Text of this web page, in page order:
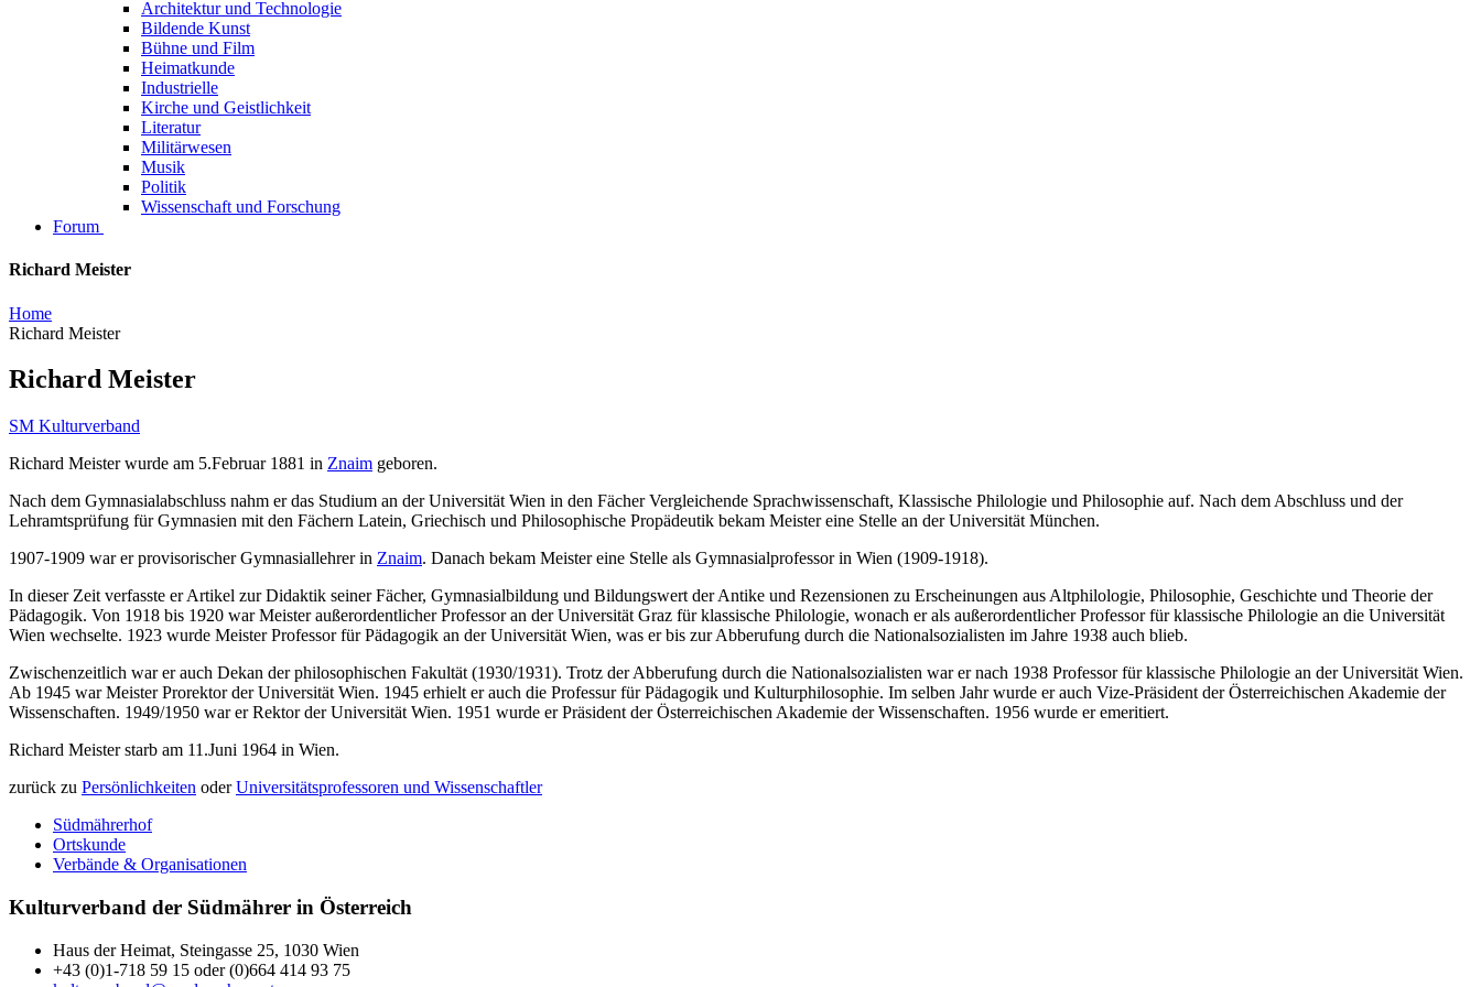
Architektur und Technologie
Bildende Kunst
Bühne und Film
Heimatkunde
Industrielle
Kirche und Geistlichkeit
Literatur
Militärwesen
Musik
Politik
Wissenschaft und Forschung
Forum
Richard Meister
Home
Richard Meister
Richard Meister
SM Kulturverband
Richard Meister wurde am 5.Februar 1881 in Znaim geboren.
Nach dem Gymnasialabschluss nahm er das Studium an der Universität Wien in den Fächer Vergleichende Sprachwissenschaft, Klassische Philologie und Philosophie auf. Nach dem Abschluss und der
Lehramtsprüfung für Gymnasien mit den Fächern Latein, Griechisch und Philosophische Propädeutik bekam Meister eine Stelle an der Universität München.
1907-1909 war er provisorischer Gymnasiallehrer in Znaim. Danach bekam Meister eine Stelle als Gymnasialprofessor in Wien (1909-1918).
In dieser Zeit verfasste er Artikel zur Didaktik seiner Fächer, Gymnasialbildung und Bildungswert der Antike und Rezensionen zu Erscheinungen aus Altphilologie, Philosophie, Geschichte und Theorie der
Pädagogik. Von 1918 bis 1920 war Meister außerordentlicher Professor an der Universität Graz für klassische Philologie, wonach er als außerordentlicher Professor für klassische Philologie an die Universität
Wien wechselte. 1923 wurde Meister Professor für Pädagogik an der Universität Wien, was er bis zur Abberufung durch die Nationalsozialisten im Jahre 1938 auch blieb.
Zwischenzeitlich war er auch Dekan der philosophischen Fakultät (1930/1931). Trotz der Abberufung durch die Nationalsozialisten war er nach 1938 Professor für klassische Philologie an der Universität Wien.
Ab 1945 war Meister Prorektor der Universität Wien. 1945 erhielt er auch die Professur für Pädagogik und Kulturphilosophie. Im selben Jahr wurde er auch Vize-Präsident der Österreichischen Akademie der
Wissenschaften. 1949/1950 war er Rektor der Universität Wien. 1951 wurde er Präsident der Österreichischen Akademie der Wissenschaften. 1956 wurde er emeritiert.
Richard Meister starb am 11.Juni 1964 in Wien.
zurück zu Persönlichkeiten oderUniversitätsprofessoren und Wissenschaftler
Südmährerhof
Ortskunde
Verbände & Organisationen
Kulturverband der Südmährer in Österreich
Haus der Heimat, Steingasse 25, 1030 Wien
+43 (0)1-718 59 15 oder (0)664 414 93 75